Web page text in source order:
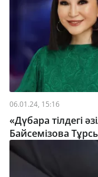
06.01.24, 15:16
«Дүбара тілдегі
Байсемізова